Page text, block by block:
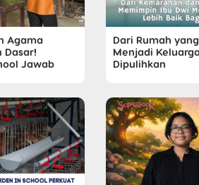
Agama
Dasar!
Jawab
Dari Rumah
Menjadi
Dipulihkan